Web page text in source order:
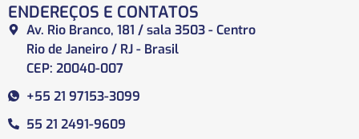
ENDEREÇOS E CONTATOS
Av. Rio Branco, 181 / sala 3503 - Centro
Rio de Janeiro / RJ - Brasil
CEP: 20040-007
+55 21 97153-3099
55 21 2491-9609